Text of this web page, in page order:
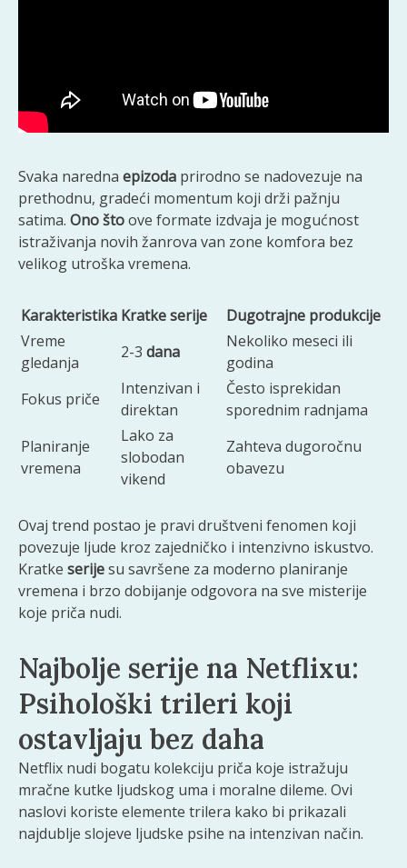
Svaka naredna epizoda prirodno se nadovezuje na
prethodnu, gradeći momentum koji drži pažnju
satima. Ono štoove formate izdvaja je mogućnost
istraživanja novih žanrova van zone komfora bez
velikog utroška vremena.
Karakteristika Kratke serije
Dugotrajne produkcije
Vreme
gledanja
2-3 dana
Nekoliko meseci ili
godina
Fokus priče
Intenzivan i
direktan
Često isprekidan
sporednim radnjama
Planiranje
vremena
Lako za
slobodan
vikend
Zahteva dugoročnu
obavezu
Ovaj trend postao je pravi društveni fenomen koji
povezuje ljude kroz zajedničko i intenzivno iskustvo.
Kratke serijesu savršene za moderno planiranje
vremena i brzo dobijanje odgovora na sve misterije
koje priča nudi.
Najbolje serije na Netflixu:
Psihološki trileri koji
ostavljaju bez daha
Netflix nudi bogatu kolekciju priča koje istražuju
mračne kutke ljudskog uma i moralne dileme. Ovi
naslovi koriste elemente trilera kako bi prikazali
najdublje slojeve ljudske psihe na intenzivan način.